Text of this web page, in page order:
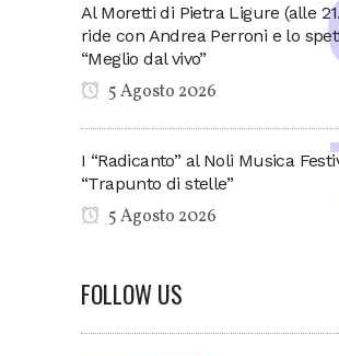
Al Moretti di Pietra Ligure (alle
ride con Andrea Perroni e lo
“Meglio dal vivo”
5 Agosto 2026
I “Radicanto” al Noli Musica
“Trapunto di stelle”
5 Agosto 2026
FOLLOW US